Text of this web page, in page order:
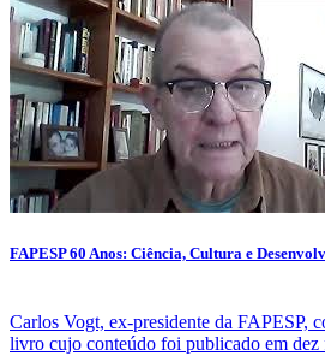
FAPESP 60 Anos: Ciência, Cultura e
Carlos Vogt, ex-presidente da FAPESP,
livro cujo conteúdo foi publicado em dez